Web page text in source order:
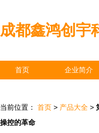
成都鑫鸿创宇
首页 企业简介
当前位置： 首页 > 产品大全 >
操控的革命